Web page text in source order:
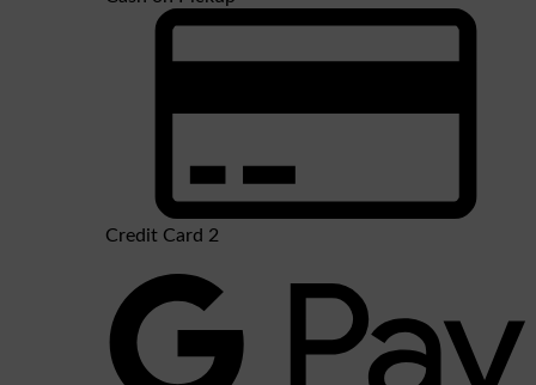
Credit Card 2